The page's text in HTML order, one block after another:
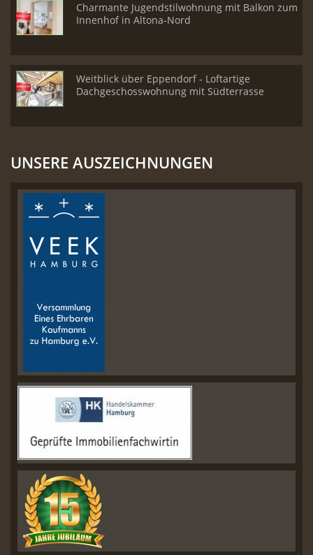
Charmante Jugendstilwohnung mit Balkon zum
Innenhof in Altona-Nord
Weitblick über Eppendorf - Loftartige
Dachgeschosswohnung mit Südterrasse
UNSERE AUSZEICHNUNGEN